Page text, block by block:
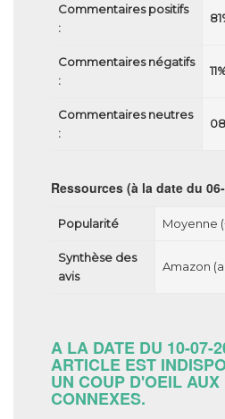
Commentaires positifs
:
Commentaires négatifs
:
Commentaires neutres
:
Ressources (à la date du
Popularité Moyenne
Synthèse des
avis
Amazon
A LA DATE DU 10-07-
ARTICLE EST
UN COUP D'OEIL
CONNEXES.